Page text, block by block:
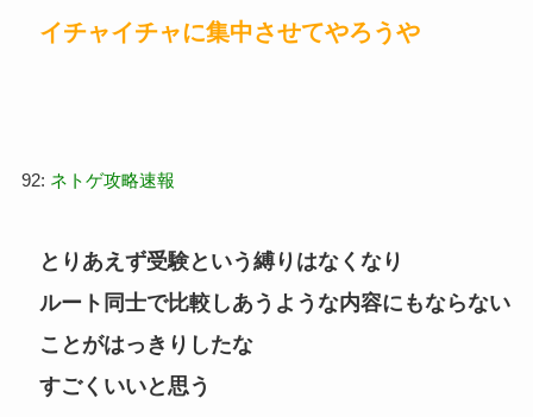
イチャイチャに集中させてやろうや
92: ネトゲ攻略速報
とりあえず受験という縛りはなくなり
ルート同士で比較しあうような内容にもならない
ことがはっきりしたな
すごくいいと思う